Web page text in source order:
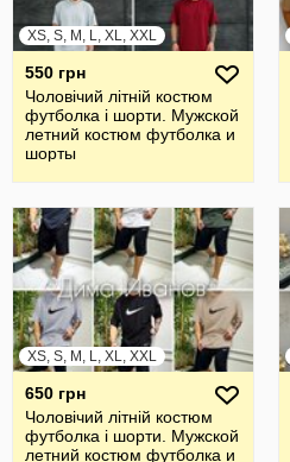
XS, S, M, L, XL, XXL
550 грн
Чоловічий літній костюм
футболка і шорти. Мужской
летний костюм футболка и
шорты
XS, S, M, L, XL, XXL
650 грн
Чоловічий літній костюм
футболка і шорти. Мужской
летний костюм футболка и